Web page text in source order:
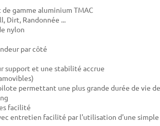
gamme aluminium TMAC
Dirt, Randonnée ...
nylon
par côté
support et une stabilité accrue
permettant une plus grande durée de vie
facilité
entretien facilité par l'utilisation d'une